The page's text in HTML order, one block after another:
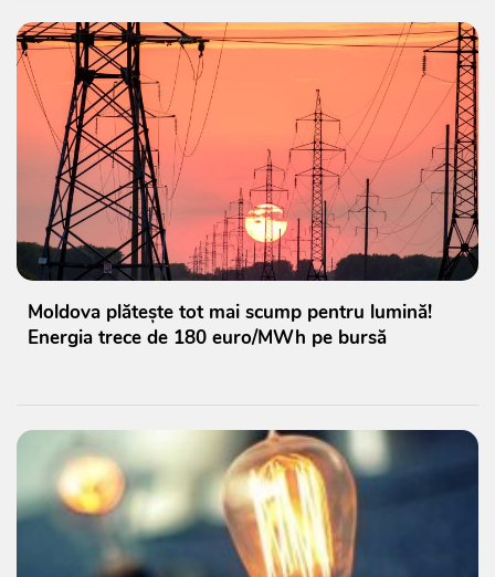
Moldova plătește tot mai scump pentru lumină!
Energia trece de 180 euro/MWh pe bursă